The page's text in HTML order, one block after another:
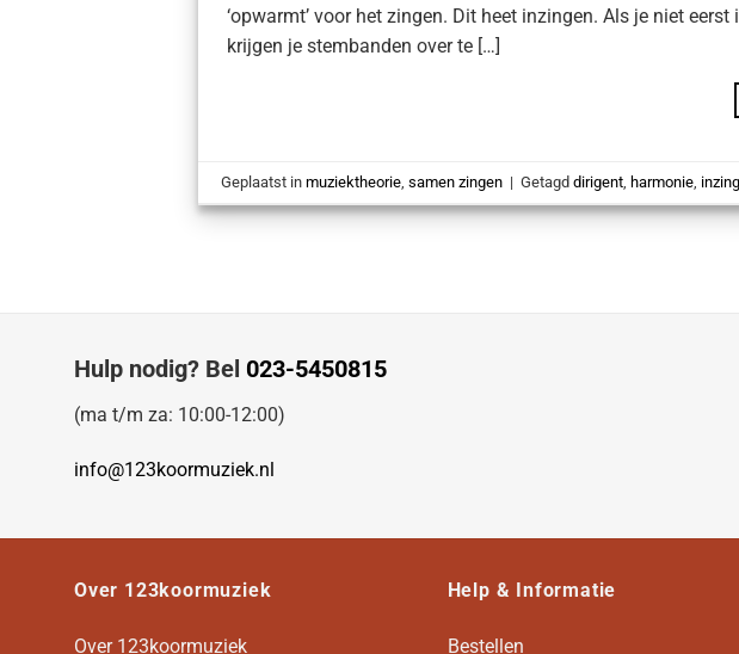
‘opwarmt’ voor het zingen. Dit heet inzingen. Als je niet
krijgen je stembanden over te […]
Geplaatst inmuziektheorie ,samen zingen | Getagddirigent ,harmonie
Hulp nodig? Bel 023-5450815
(ma t/m za: 10:00-12:00)
info@123koormuziek.nl
Over 123koormuziek
Over 123koormuziek
Help & Informatie
Bestellen